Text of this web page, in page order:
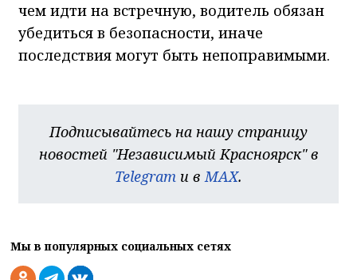
чем идти на встречную, водитель обязан
убедиться в безопасности, иначе
последствия могут быть непоправимыми.
Подписывайтесь на нашу страницу
новостей "Независимый Красноярск" в
Telegram и вMAX.
Мы в популярных социальных сетях